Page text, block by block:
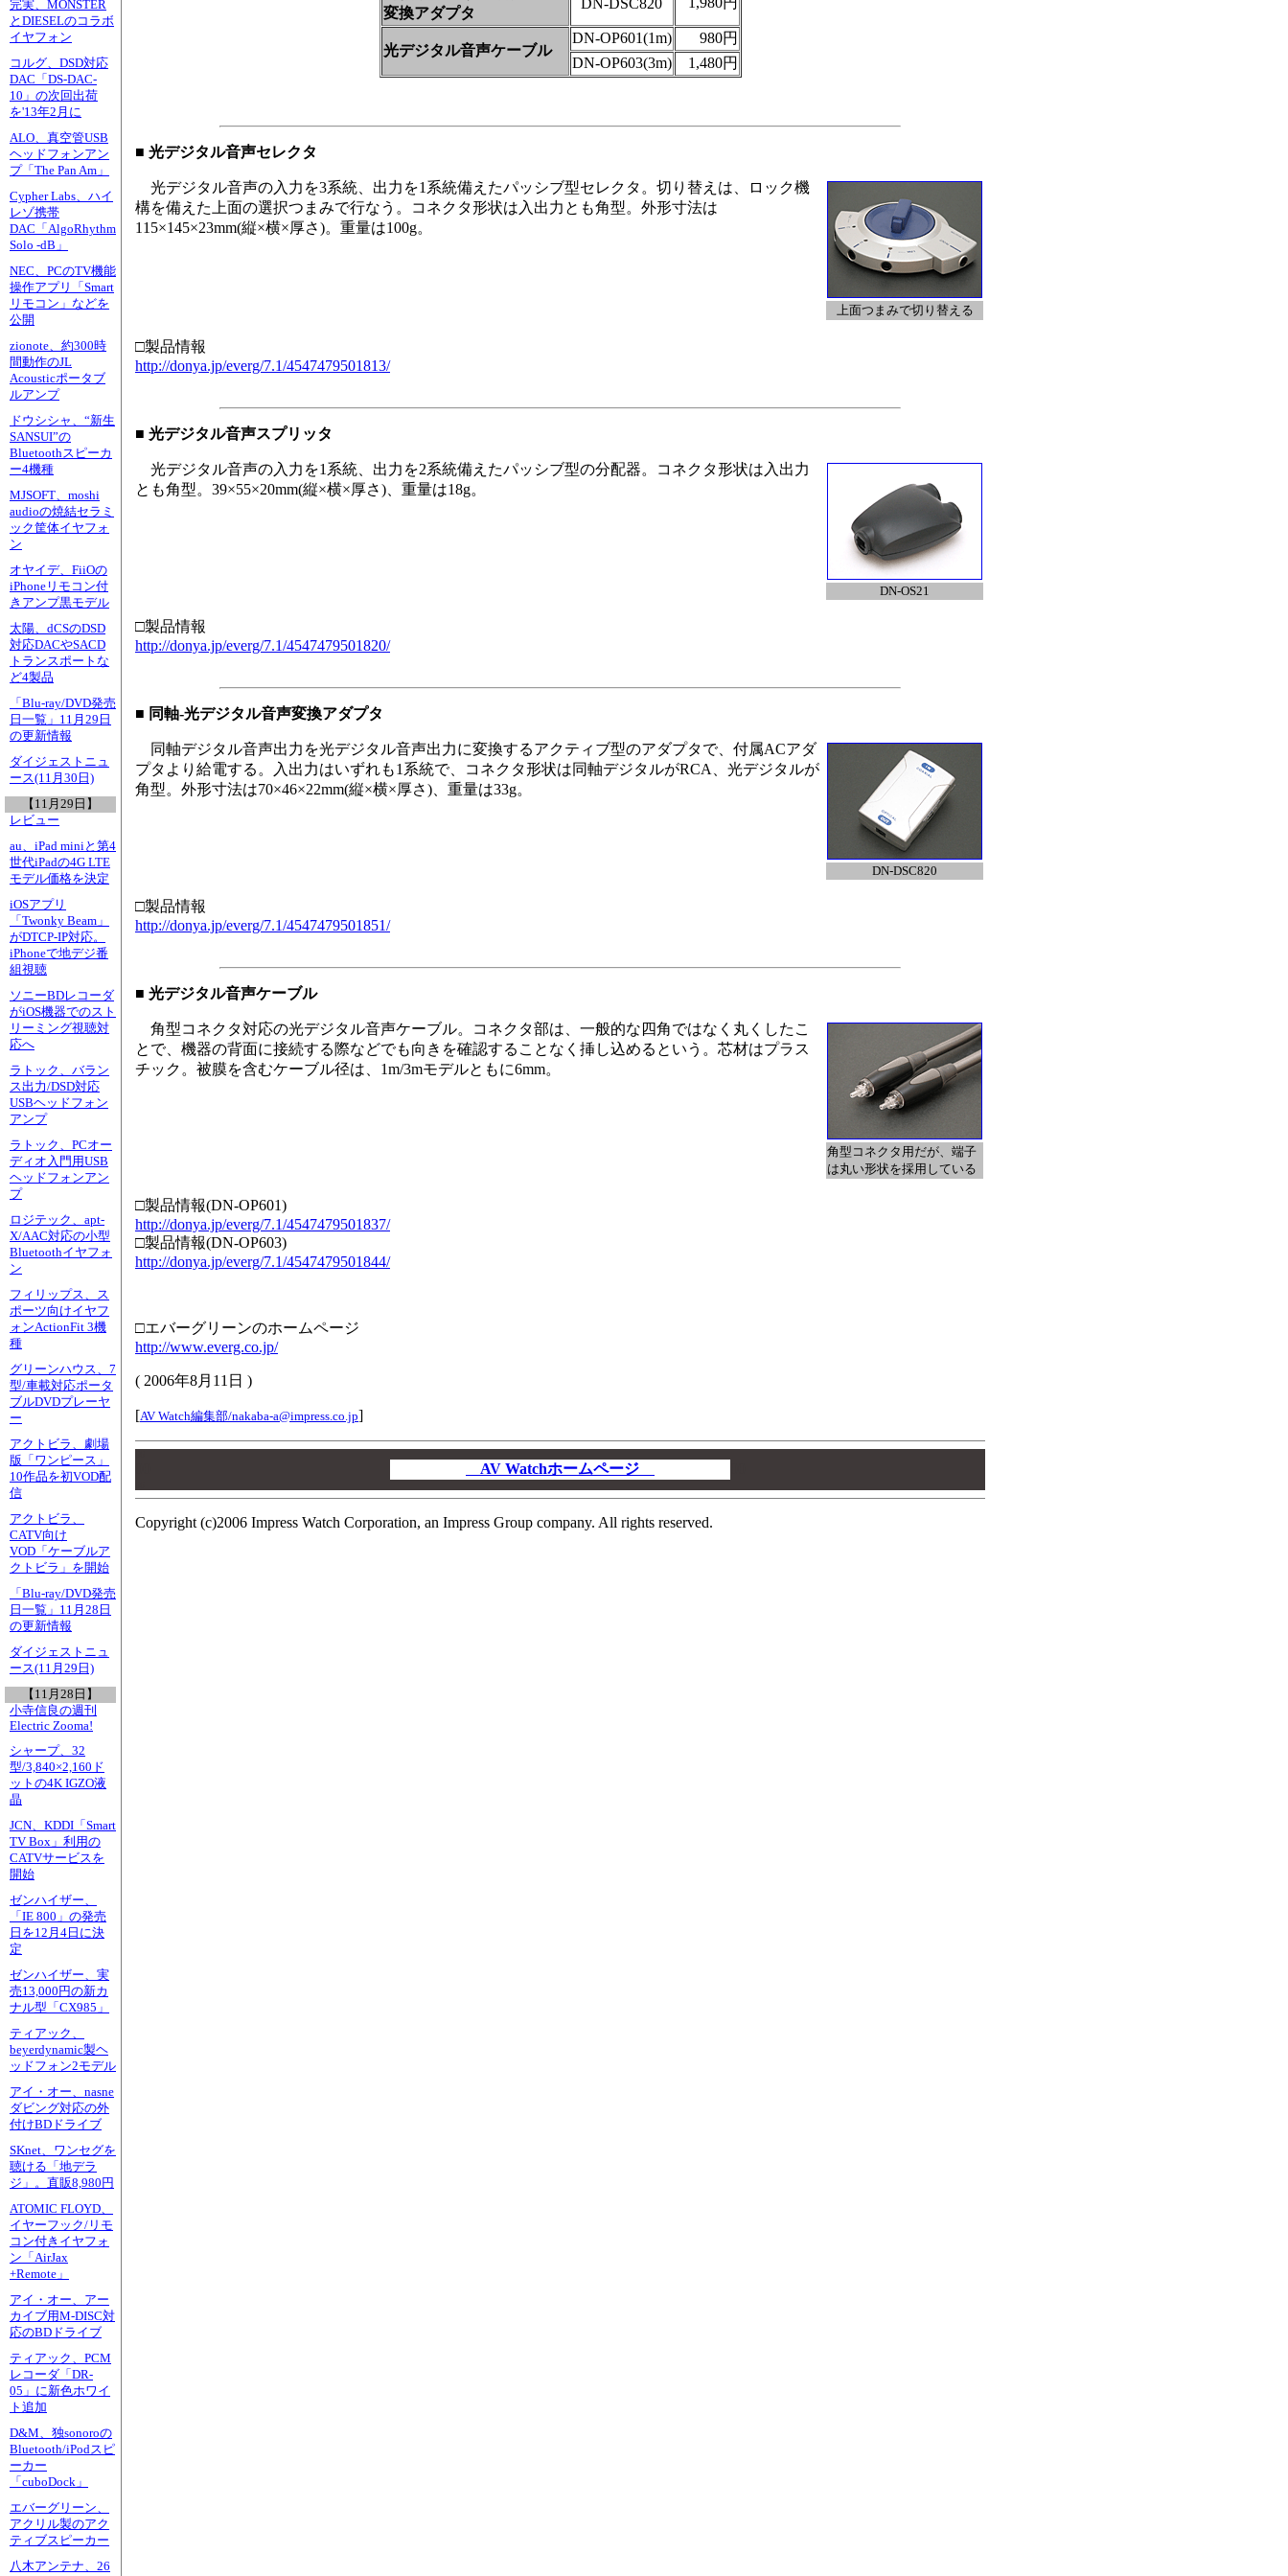
完実、MONSTER
とDIESELのコラボ
イヤフォン
コルグ、DSD対応
DAC「DS-DAC-
10」の次回出荷
を'13年2月に
ALO、真空管USB
ヘッドフォンアン
プ「The Pan Am」
Cypher Labs、ハイ
レゾ携帯
DAC「AlgoRhythm
Solo -dB」
NEC、PCのTV機能
操作アプリ「Smart
リモコン」などを
公開
zionote、約300時
間動作のJL
Acousticポータブ
ルアンプ
ドウシシャ、“新生
SANSUI”の
Bluetoothスピーカ
ー4機種
MJSOFT、moshi
audioの焼結セラミ
ック筐体イヤフォ
ン
オヤイデ、FiiOの
iPhoneリモコン付
きアンプ黒モデル
太陽、dCSのDSD
対応DACやSACD
トランスポートな
ど4製品
「Blu-ray/DVD発売
日一覧」11月29日
の更新情報
ダイジェストニュ
ース(11月30日)
【11月29日】
レビュー
au、iPad miniと第4
世代iPadの4G LTE
モデル価格を決定
iOSアプリ
「Twonky Beam」
がDTCP-IP対応。
iPhoneで地デジ番
組視聴
ソニーBDレコーダ
がiOS機器でのスト
リーミング視聴対
応へ
ラトック、バラン
ス出力/DSD対応
USBヘッドフォン
アンプ
ラトック、PCオー
ディオ入門用USB
ヘッドフォンアン
プ
ロジテック、apt-
X/AAC対応の小型
Bluetoothイヤフォ
ン
フィリップス、ス
ポーツ向けイヤフ
ォンActionFit 3機
種
グリーンハウス、7
型/車載対応ポータ
ブルDVDプレーヤ
ー
アクトビラ、劇場
版「ワンピース」
10作品を初VOD配
信
アクトビラ、
CATV向け
VOD「ケーブルア
クトビラ」を開始
「Blu-ray/DVD発売
日一覧」11月28日
の更新情報
ダイジェストニュ
ース(11月29日)
【11月28日】
小寺信良の週刊
Electric Zooma!
シャープ、32
型/3,840×2,160ド
ットの4K IGZO液
晶
JCN、KDDI「Smart
TV Box」利用の
CATVサービスを
開始
ゼンハイザー、
「IE 800」の発売
日を12月4日に決
定
ゼンハイザー、実
売13,000円の新カ
ナル型「CX985」
ティアック、
beyerdynamic製ヘ
ッドフォン2モデル
アイ・オー、nasne
ダビング対応の外
付けBDドライブ
SKnet、ワンセグを
聴ける「地デラ
ジ」。直販8,980円
ATOMIC FLOYD、
イヤーフック/リモ
コン付きイヤフォ
ン「AirJax
+Remote」
アイ・オー、アー
カイブ用M-DISC対
応のBDドライブ
ティアック、PCM
レコーダ「DR-
05」に新色ホワイ
ト追加
D&M、独sonoroの
Bluetooth/iPodスピ
ーカー
「cuboDock」
エバーグリーン、
アクリル製のアク
ティブスピーカー
八木アンテナ、26
変換アダプタ
DN-DSC820
光デジタル音声ケーブル
DN-OP601(1m)
980円
DN-OP603(3m)
1,480円
■ 光デジタル音声セレクタ
上面つまみで切り替える
光デジタル音声の入力を3系統、出力を1系統備えたパッシブ型セレクタ。切り替えは、ロック機
構を備えた上面の選択つまみで行なう。コネクタ形状は入出力とも角型。外形寸法は
115×145×23mm(縦×横×厚さ)。重量は100g。
□製品情報
http://donya.jp/everg/7.1/4547479501813/
■ 光デジタル音声スプリッタ
DN-OS21
光デジタル音声の入力を1系統、出力を2系統備えたパッシブ型の分配器。コネクタ形状は入出力
とも角型。39×55×20mm(縦×横×厚さ)、重量は18g。
□製品情報
http://donya.jp/everg/7.1/4547479501820/
■ 同軸-光デジタル音声変換アダプタ
DN-DSC820
同軸デジタル音声出力を光デジタル音声出力に変換するアクティブ型のアダプタで、付属ACアダ
プタより給電する。入出力はいずれも1系統で、コネクタ形状は同軸デジタルがRCA、光デジタルが
角型。外形寸法は70×46×22mm(縦×横×厚さ)、重量は33g。
□製品情報
http://donya.jp/everg/7.1/4547479501851/
■ 光デジタル音声ケーブル
角型コネクタ用だが、端子
は丸い形状を採用している
角型コネクタ対応の光デジタル音声ケーブル。コネクタ部は、一般的な四角ではなく丸くしたこ
とで、機器の背面に接続する際などでも向きを確認することなく挿し込めるという。芯材はプラス
チック。被膜を含むケーブル径は、1m/3mモデルともに6mm。
□製品情報(DN-OP601)
http://donya.jp/everg/7.1/4547479501837/
□製品情報(DN-OP603)
http://donya.jp/everg/7.1/4547479501844/
□エバーグリーンのホームページ
http://www.everg.co.jp/
( 2006年8月11日 )
[AV Watch編集部/nakaba-a@impress.co.jp]
AV Watchホームページ
Copyright (c)2006 Impress Watch Corporation, an Impress Group company. All rights reserved.